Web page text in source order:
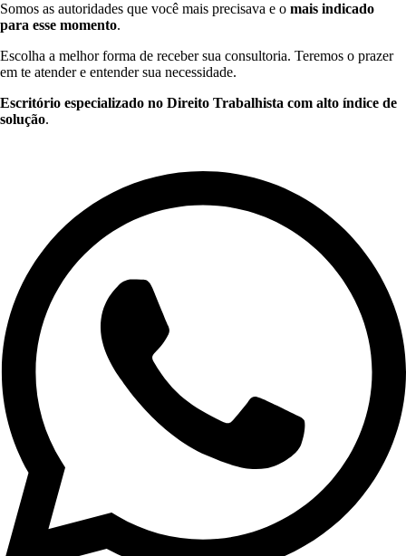
Somos as autoridades que você mais precisava e o mais indicado
para esse momento.
Escolha a melhor forma de receber sua consultoria. Teremos o prazer
em te atender e entender sua necessidade.
Escritório especializado no Direito Trabalhista com alto índice de
solução.